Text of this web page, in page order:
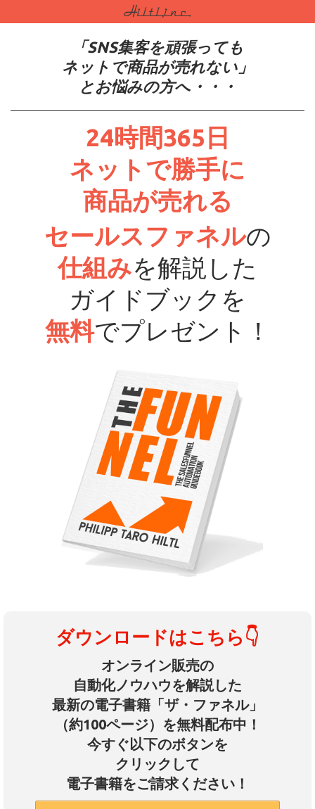
「SNS集客を頑張っても
ネットで商品が売れない」
とお悩みの方へ・・・
24時間365日
ネットで勝手に
商品が売れる
セールスファネルの
仕組みを解説した
ガイドブックを
無料でプレゼント！
ダウンロードはこちら👇
オンライン販売の
自動化ノウハウを解説した
最新の電子書籍「ザ・ファネル」
（約100ページ）を無料配布中！
今すぐ以下のボタンを
クリックして
電子書籍をご請求ください！